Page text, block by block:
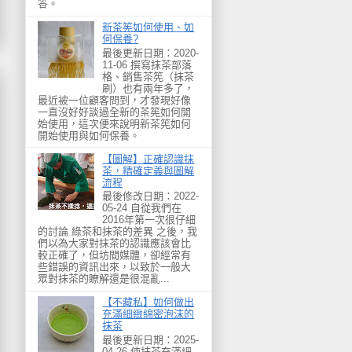
答。
新茶筅如何使用、如
何保養?
最後更新日期：2020-
11-06 撰寫抹茶部落
格、銷售茶筅（抹茶
刷）也有兩年多了，
最近被一位顧客問到，才發現好像
一直沒好好談過全新的茶筅如何開
始使用，這次便來說明新茶筅如何
開始使用與如何保養。
【圖解】正確認識抹
茶，精確定義與圖解
流程
最後修改日期：2022-
05-24 自從我們在
2016年第一次很仔細
的討論 綠茶和抹茶的差異 之後，我
們以為大家對抹茶的認識應該會比
較正確了，但坊間媒體，卻經常有
些錯誤的資訊出來，以致於一般大
眾對抹茶的瞭解還是很混亂...
【不藏私】如何做出
充滿細緻綿密泡沫的
抹茶
最後更新日期：2025-